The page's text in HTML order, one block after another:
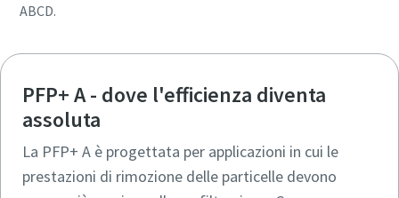
ABCD.
PFP+ A - dove l'efficienza diventa
assoluta
La PFP+ A è progettata per applicazioni in cui le
prestazioni di rimozione delle particelle devono